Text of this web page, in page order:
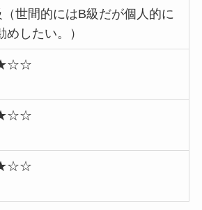
世間的にはB級だが個人的に
めしたい。）